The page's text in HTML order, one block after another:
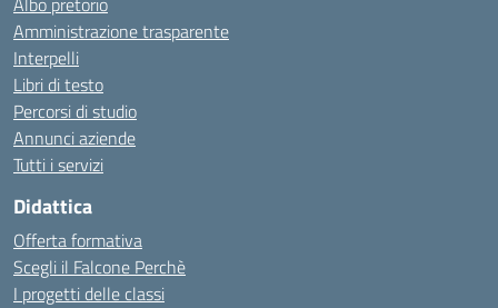
Amministrazione trasparente
Interpelli
Libri di testo
Percorsi di studio
Annunci aziende
Tutti i servizi
Didattica
Offerta formativa
Scegli il Falcone Perchè
I progetti delle classi